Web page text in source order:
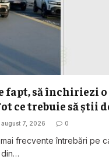
fapt, să închiriezi
ce trebuie să știi
august 7, 2026 0
frecvente întrebări pe
din…